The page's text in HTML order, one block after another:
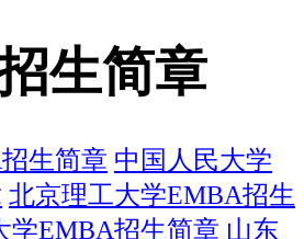
生简章
生简章 中国人民大学
北京理工大学EMBA招生
学EMBA招生简章 山东